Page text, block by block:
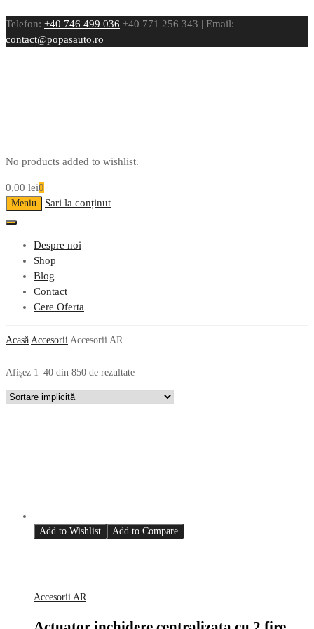
Telefon: +40 746 499 036 +40 771 256 343 | Email:
contact@popasauto.ro
No products added to wishlist.
0,00 lei0
Meniu Sari la conținut
Despre noi
Shop
Blog
Contact
Cere Oferta
Acasă Accesorii Accesorii AR
Afișez 1–40 din 850 de rezultate
Add to Wishlist Add to Compare
Accesorii AR